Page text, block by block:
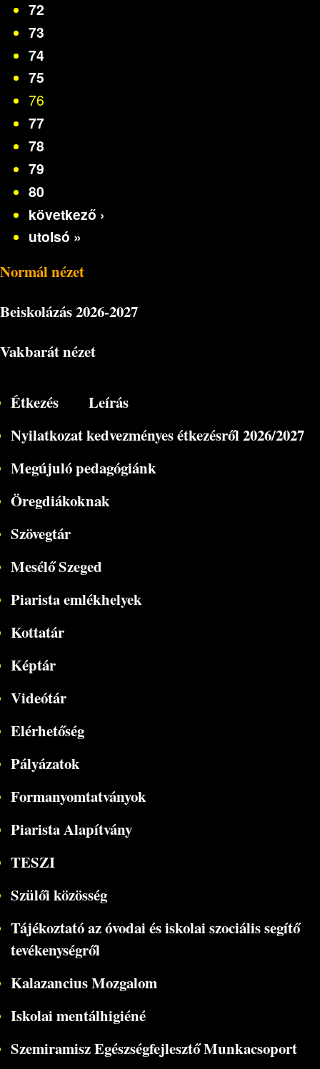
72
73
74
75
76
77
78
79
80
következő ›
utolsó »
Normál nézet
Beiskolázás2026-2027
Vakbarát nézet
Étkezés
Leírás
Nyilatkozat kedvezményes étkezésről 2026/2027
Megújuló pedagógiánk
Öregdiákoknak
Szövegtár
Mesélő Szeged
Piarista emlékhelyek
Kottatár
Képtár
Videótár
Elérhetőség
Pályázatok
Formanyomtatványok
Piarista Alapítvány
TESZI
Szülői közösség
Tájékoztató az óvodai és iskolai szociális segítő
tevékenységről
Kalazancius Mozgalom
Iskolai mentálhigiéné
Szemiramisz Egészségfejlesztő Munkacsoport